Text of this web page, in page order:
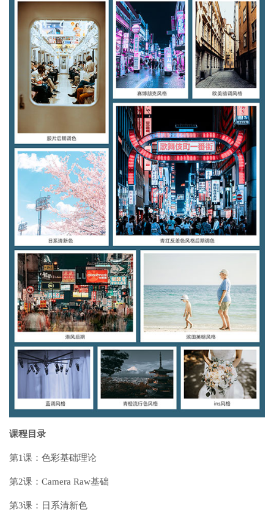
课程目录
第1课：色彩基础理论
第2课：Camera Raw基础
第3课：日系清新色